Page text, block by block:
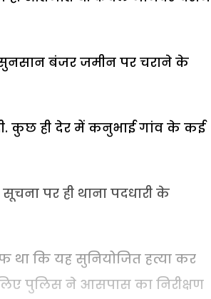
बंजर जमीन पर चराने के
कुछ ही देर में कनुभाई गांव के कई
पर ही थाना पदधारी के
था कि यह सुनियोजित हत्या कर
पुलिस ने आसपास का निरीक्षण